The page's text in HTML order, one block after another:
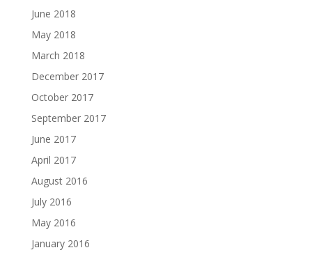
June 2018
May 2018
March 2018
December 2017
October 2017
September 2017
June 2017
April 2017
August 2016
July 2016
May 2016
January 2016